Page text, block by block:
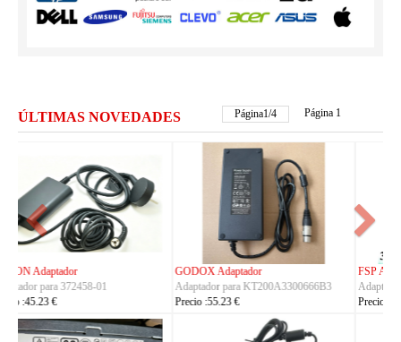
ÚLTIMAS NOVEDADES Página2/4 Página 1
FSP Adaptador
Adaptador para FSP330-ACAU3
Precio :164.23 €
HUAWEI Adaptador
Adaptador para S190126D1D
Precio :40.23 €